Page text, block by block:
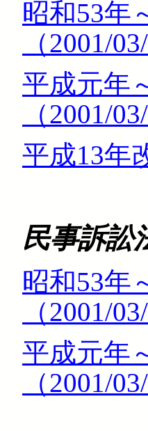
昭和53年
（2001/
平成元年
（2001/
平成13年
民事訴訟
昭和53年
（2001/
平成元年
（2001/